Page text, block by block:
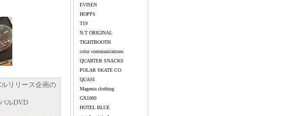
リリース企画の
ルDVD
EVISEN
HOPPS
T19
N.T ORIGINAL
TIGHTBOOTH
color communications
QUARTER SNACKS
POLAR SKATE CO.
QUASI
Magenta clothing
GX1000
HOTEL BLUE